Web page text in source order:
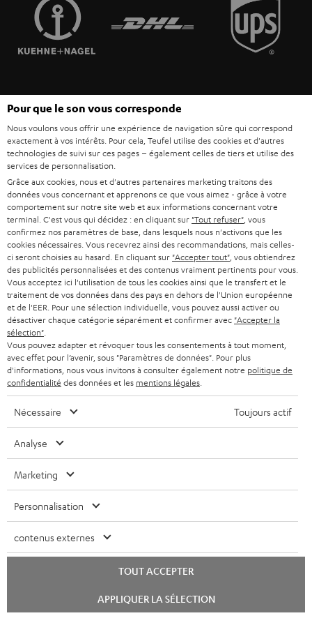
ENCEINTES
ULTIMA
FANSHOP
NOUVEAUTÉS
L’HISTOIRE DE TEUFEL
MANAGEMENT
VALEURS
ACCESSIBILITÉ
FRANCE
POLOGNE
ITALIE
USA
AUTRES PAYS
erreurs. Les accessoires figurant sur l’image ne font pas partie du contenu de
livraison. D’éventuels frais d’élimination des batteries sont inclus dans le prix.
©2026 Lautsprecher Teufel GmbH - Tous droits réservés.
Mentions légales CGV
Politique de confidentialité
Paramètres de confidentialité
EU Data Act renoncer au contrat ici
chat
Pour que le son vous corresponde
Nous voulons vous offrir une expérience de navigation sûre qui correspond
exactement à vos intérêts. Pour cela, Teufel utilise des cookies et d'autres
technologies de suivi sur ces pages – également celles de tiers et utilise des
services de personnalisation.
Grâce aux cookies, nous et d'autres partenaires marketing traitons des
données vous concernant et apprenons ce que vous aimez - grâce à votre
comportement sur notre site web et aux informations concernant votre
terminal. C'est vous qui décidez : en cliquant sur "Tout refuser" , vous
confirmez nos paramètres de base, dans lesquels nous n'activons que les
cookies nécessaires. Vous recevrez ainsi des recommandations, mais celles-
ci seront choisies au hasard. En cliquant sur "Accepter tout" , vous obtiendrez
des publicités personnalisées et des contenus vraiment pertinents pour vous.
Vous acceptez ici l'utilisation de tous les cookies ainsi que le transfert et le
traitement de vos données dans des pays en dehors de l'Union européenne
et de l'EER. Pour une sélection individuelle, vous pouvez aussi activer ou
désactiver chaque catégorie séparément et confirmer avec "Accepter la
sélection"
Vous pouvez adapter et révoquer tous les consentements à tout moment,
avec effet pour l’avenir, sous "Paramètres de données". Pour plus
d'informations, nous vous invitons à consulter également notre politique de
confidentialité des données et les mentions légales
Nécessaire Toujours actif
Analyse
Marketing
Personnalisation
contenus externes
TOUT ACCEPTER
APPLIQUER LA SÉLECTION